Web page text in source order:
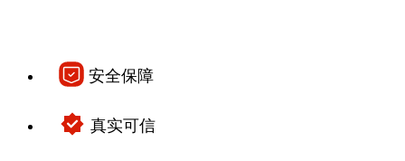
安全保障
真实可信